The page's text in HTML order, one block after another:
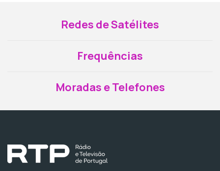
Redes de Satélites
Frequências
Moradas e Telefones